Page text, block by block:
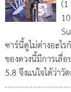
ซาร์นี้ดูไม่ต่างอะไ
ของดวงนี้มีการเลื่
5.8 จึงแน่ใจได้ว่า